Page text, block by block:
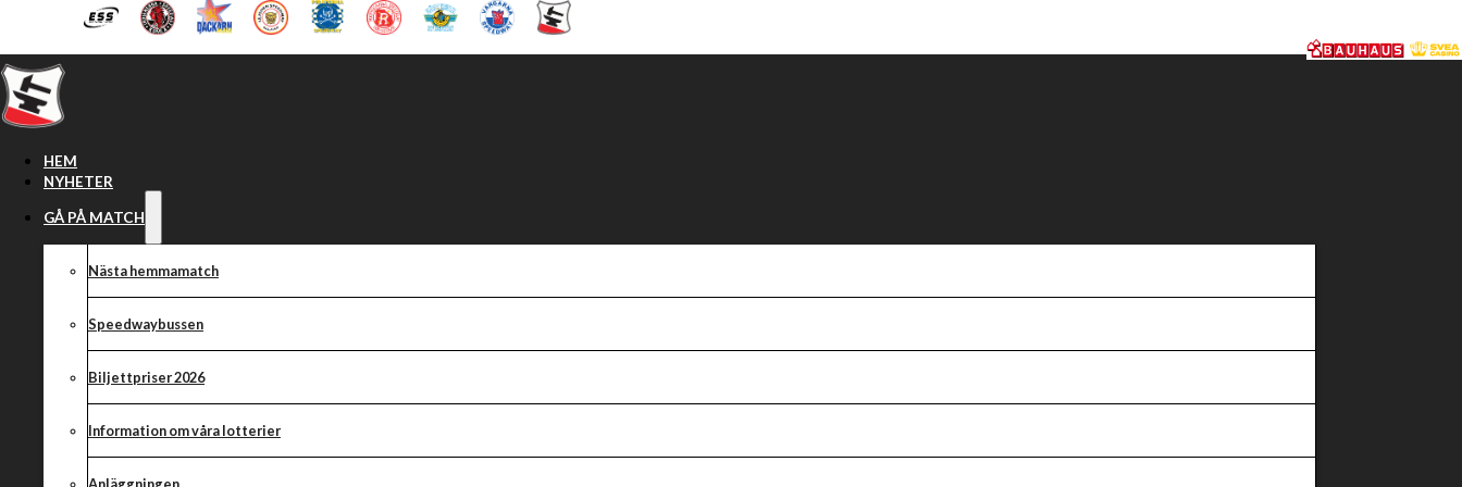
Hoppa till huvudinnehåll Hoppa till sidfot
HEM
NYHETER
GÅ PÅ MATCH
Nästa hemmamatch
Speedwaybussen
Biljettpriser 2026
Information om våra lotterier